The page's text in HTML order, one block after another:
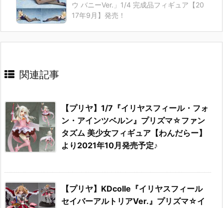
ウ バニーVer.」1/4 完成品フィギュア【20
17年9月】発売！
関連記事
【プリヤ】1/7『イリヤスフィール・フォ
ン・アインツベルン』プリズマ☆ファン
タズム 美少女フィギュア【わんだらー】
より2021年10月発売予定♪
【プリヤ】KDcolle『イリヤスフィール
セイバーアルトリアVer.』プリズマ☆イ